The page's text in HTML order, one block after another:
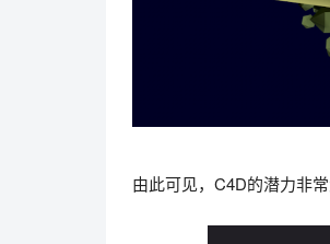
由此可见，C4D的潜力非